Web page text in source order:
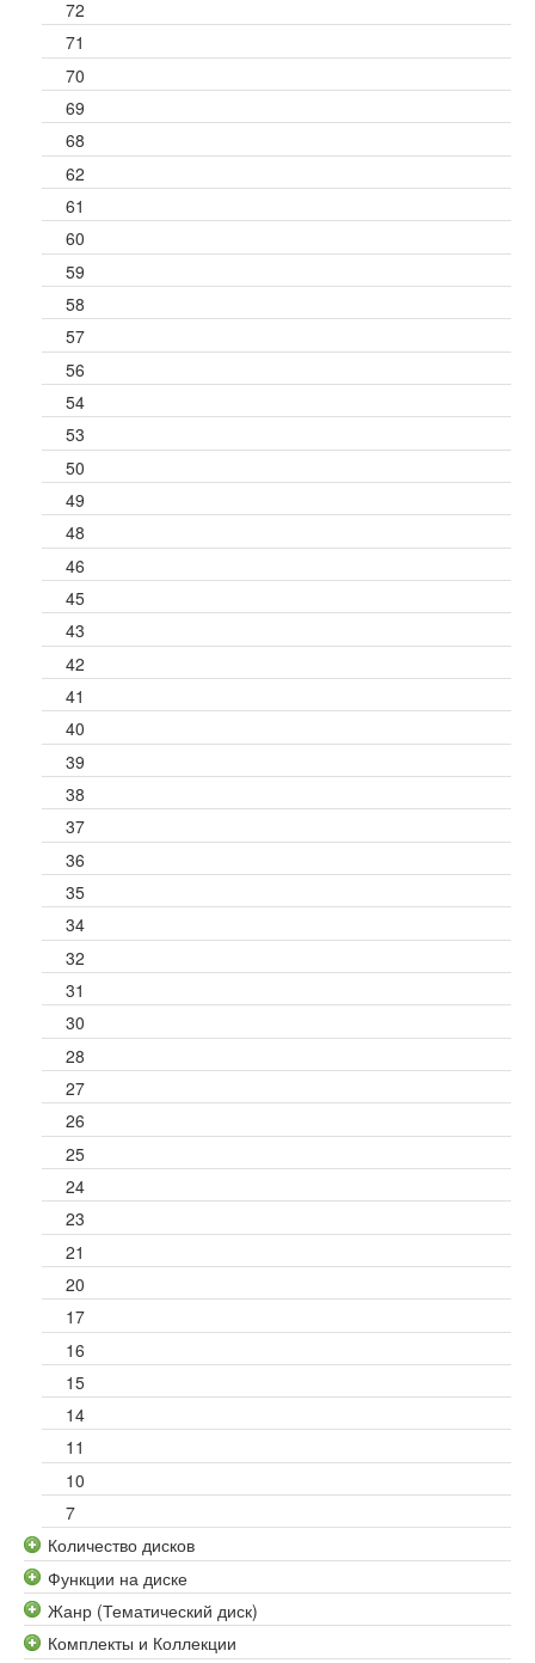
72
71
70
69
68
62
61
60
59
58
57
56
54
53
50
49
48
46
45
43
42
41
40
39
38
37
36
35
34
32
31
30
28
27
26
25
24
23
21
20
17
16
15
14
11
10
7
Количество дисков
Функции на диске
Жанр (Тематический диск)
Комплекты и Коллекции